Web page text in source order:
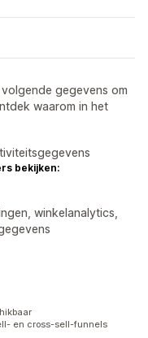
gegevens om
waarom in het
bekijken:
winkelanalytics,
en cross-sell-funnels